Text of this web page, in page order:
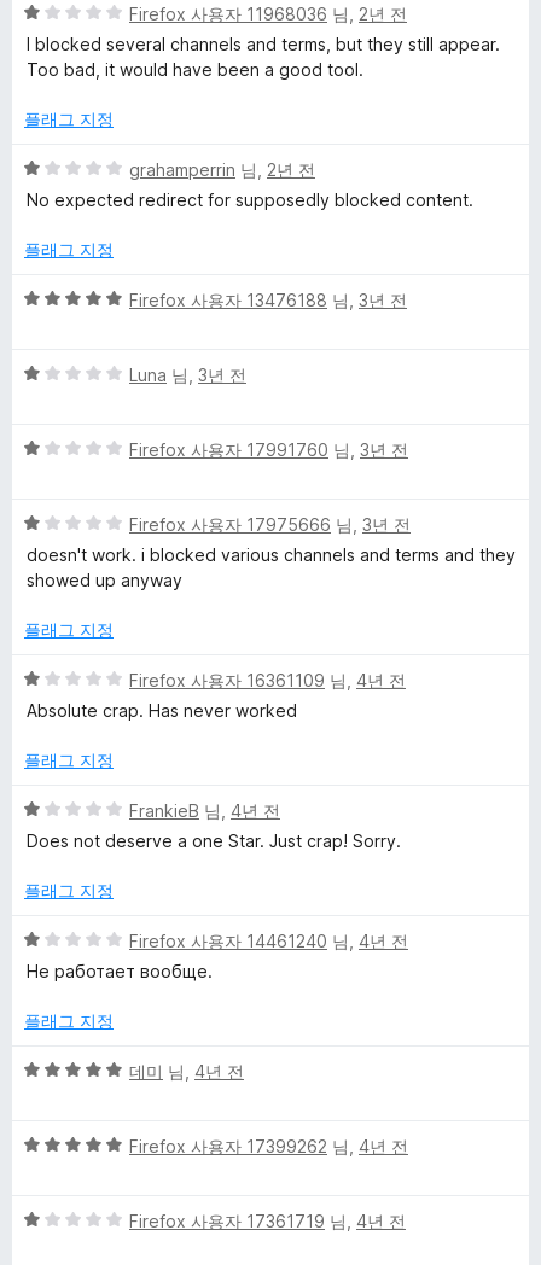
점
에
1
5
점
만
에
점
Firefox 사용자 11968036 님, 2년 전
I blocked several channels and terms, but they still appear.
Too bad, it would have been a good tool.
플래그 지정
5
점
점
1
grahamperrin 님, 2년 전
No expected redirect for supposedly blocked content.
플래그 지정
5
점
점
Firefox 사용자 13476188 님, 3년 전
5
점
점
Luna 님, 3년 전
5
점
에
1
Firefox 사용자 17991760 님, 3년 전
5
점
만
에
점
Firefox 사용자 17975666 님, 3년 전
doesn't work. i blocked various channels and terms and they
showed up anyway
플래그 지정
5
점
점
1
점
Firefox 사용자 16361109 님, 4년 전
Absolute crap. Has never worked
플래그 지정
5
점
점
1
점
FrankieB 님, 4년 전
Does not deserve a one Star. Just crap! Sorry.
플래그 지정
5
점
점
1
Firefox 사용자 14461240 님, 4년 전
Не работает вообще.
플래그 지정
5
점
점
데미 님, 4년 전
5
점
Firefox 사용자 17399262 님, 4년 전
5
Firefox 사용자 17361719 님, 4년 전